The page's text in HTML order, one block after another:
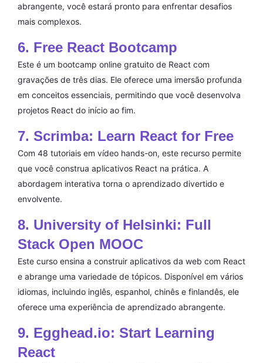
abrangente, você estará pronto para enfrentar desafios
mais complexos.
6. Free React Bootcamp
Este é um bootcamp online gratuito de React com
gravações de três dias. Ele oferece uma imersão profunda
em conceitos essenciais, permitindo que você desenvolva
projetos React do início ao fim.
7. Scrimba: Learn React for Free
Com 48 tutoriais em vídeo hands-on, este recurso permite
que você construa aplicativos React na prática. A
abordagem interativa torna o aprendizado divertido e
envolvente.
8. University of Helsinki: Full
Stack Open MOOC
Este curso ensina a construir aplicativos da web com React
e abrange uma variedade de tópicos. Disponível em vários
idiomas, incluindo inglês, espanhol, chinês e finlandês, ele
oferece uma experiência de aprendizado abrangente.
9. Egghead.io: Start Learning
React